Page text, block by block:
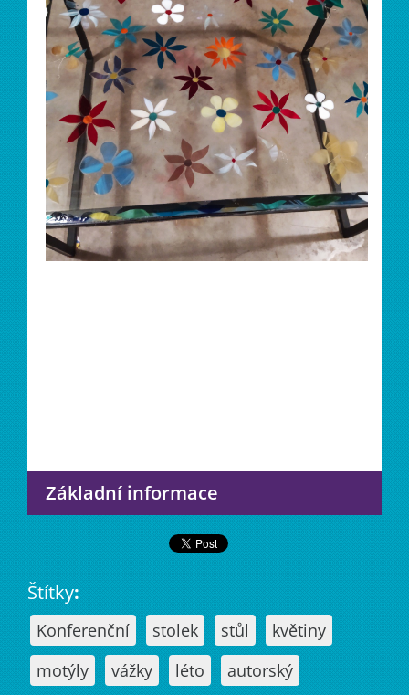
Základní informace
Štítky:
Konferenční stolek stůl
květiny
motýly
vážky léto
autorský